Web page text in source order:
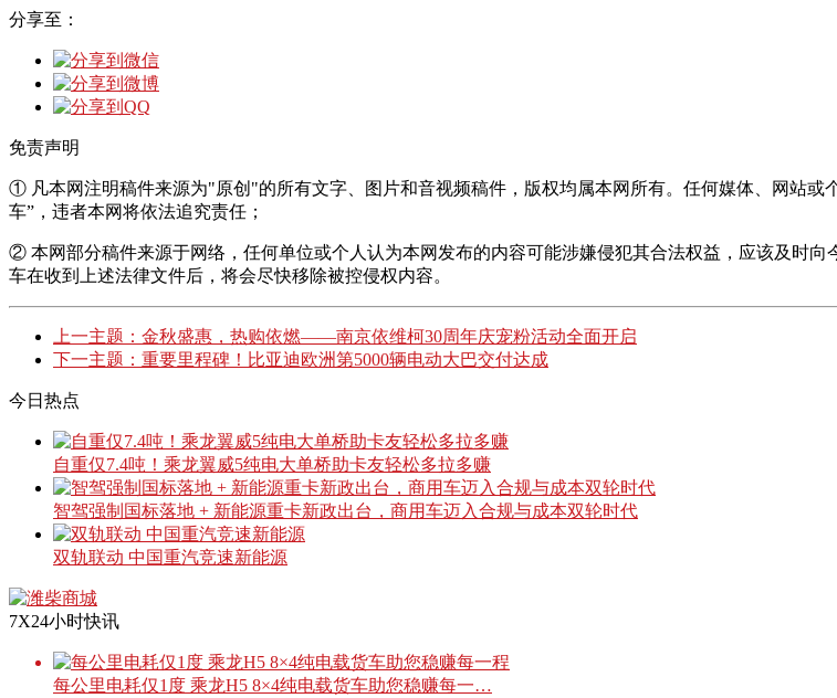
分享至：
免责声明
① 凡本网注明稿件来源为"原创"的所有文字、图片和音视频稿件，版权均属本网所有。任何媒体、网站或
车”，违者本网将依法追究责任；
② 本网部分稿件来源于网络，任何单位或个人认为本网发布的内容可能涉嫌侵犯其合法权益，应该及时
车在收到上述法律文件后，将会尽快移除被控侵权内容。
上一主题：金秋盛惠，热购依燃——南京依维柯30周年庆宠粉活动全面开启
下一主题：重要里程碑！比亚迪欧洲第5000辆电动大巴交付达成
今日热点
自重仅7.4吨！乘龙翼威5纯电大单桥助卡友轻松多拉多赚
智驾强制国标落地 + 新能源重卡新政出台，商用车迈入合规与成本双轮时代
双轨联动 中国重汽竞速新能源
7X24小时快讯
每公里电耗仅1度 乘龙H5 8×4纯电载货车助您稳赚每一…